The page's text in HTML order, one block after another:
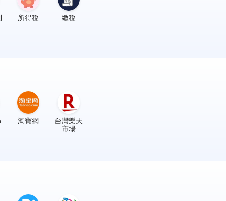
所得稅 繳稅
淘寶網
台灣樂天
市場